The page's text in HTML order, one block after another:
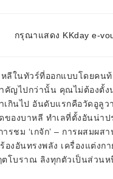
กรุณาแสดง KKday e-
ในทัวร์ที่ออกแบบโดยคน
คัญไปกว่านั้น คุณไม่ต้องตั้
กินไป อันดับแรกคือวัดอูลู
ของบาหลี ทำเลที่ตั้งอันน่
ชม ‘เกจัก’ – การผสมผส
องอันทรงพลัง เครื่องแต่ง
โบราณ ลิงทุกตัวเป็นส่วนห